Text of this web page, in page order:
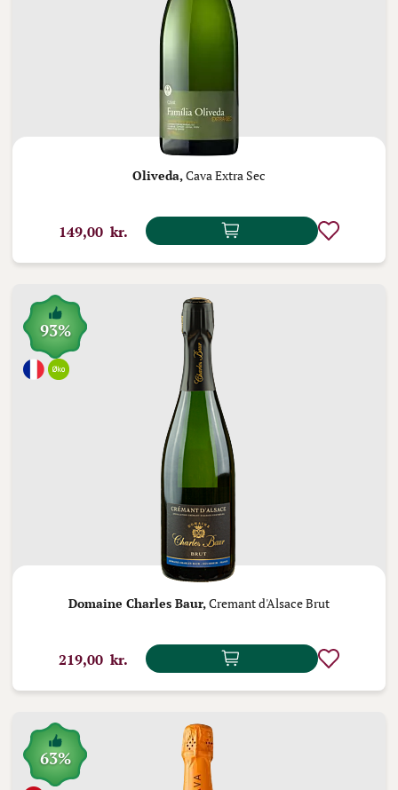
Oliveda, Cava Extra Sec
149,00 kr.
93%
Domaine Charles Baur,Cremant d'Alsace Brut
219,00 kr.
63%